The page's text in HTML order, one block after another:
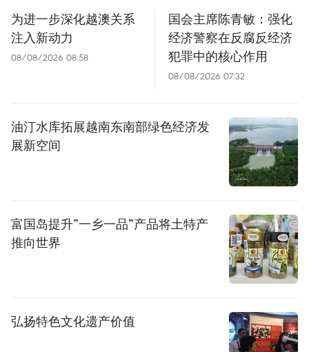
为进一步深化越澳关系
注入新动力
08/08/2026 08:58
国会主席陈青敏：强化
经济警察在反腐反经济
犯罪中的核心作用
08/08/2026 07:32
油汀水库拓展越南东南部绿色经济发
展新空间
富国岛提升”一乡一品”产品将土特产
推向世界
弘扬特色文化遗产价值